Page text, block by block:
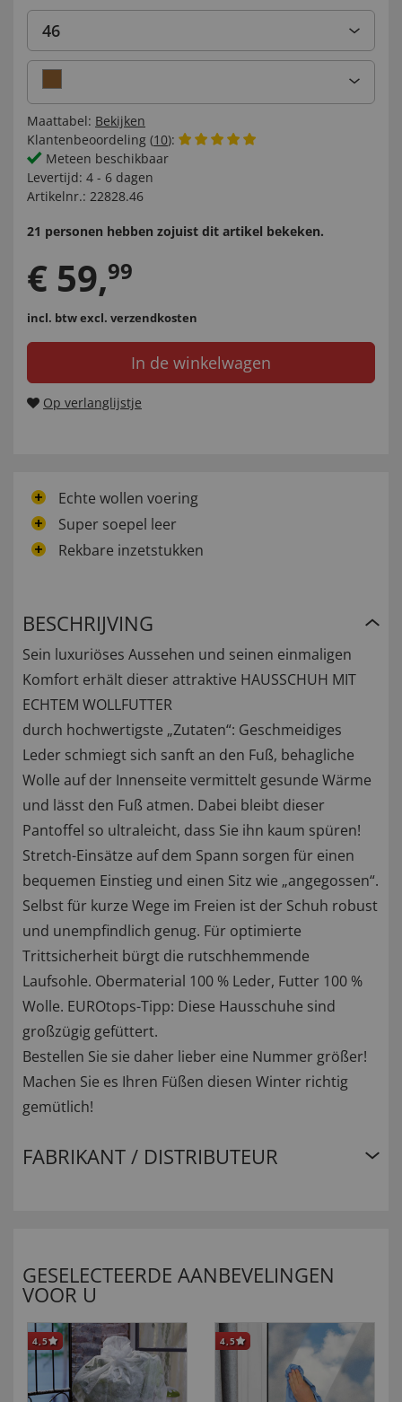
46
Maattabel: Bekijken
Klantenbeoordeling (10):
Meteen beschikbaar
Levertijd: 4 - 6 dagen
Artikelnr.: 22828.46
21 personen hebben zojuist dit artikel bekeken.
€ 59,99
incl. btwexcl. verzendkosten
In de winkelwagen
Op verlanglijstje
Echte wollen voering
Super soepel leer
Rekbare inzetstukken
BESCHRIJVING
Sein luxuriöses Aussehen und seinen einmaligen
Komfort erhält dieser attraktive HAUSSCHUH MIT
ECHTEM WOLLFUTTER
durch hochwertigste „Zutaten“: Geschmeidiges
Leder schmiegt sich sanft an den Fuß, behagliche
Wolle auf der Innenseite vermittelt gesunde Wärme
und lässt den Fuß atmen. Dabei bleibt dieser
Pantoffel so ultraleicht, dass Sie ihn kaum spüren!
Stretch-Einsätze auf dem Spann sorgen für einen
bequemen Einstieg und einen Sitz wie „angegossen“.
Selbst für kurze Wege im Freien ist der Schuh robust
und unempfindlich genug. Für optimierte
Trittsicherheit bürgt die rutschhemmende
Laufsohle. Obermaterial 100 % Leder, Futter 100 %
Wolle. EUROtops-Tipp: Diese Hausschuhe sind
großzügig gefüttert.
Bestellen Sie sie daher lieber eine Nummer größer!
Machen Sie es Ihren Füßen diesen Winter richtig
gemütlich!
FABRIKANT / DISTRIBUTEUR
GESELECTEERDE AANBEVELINGEN
VOOR U
4,5 4,5